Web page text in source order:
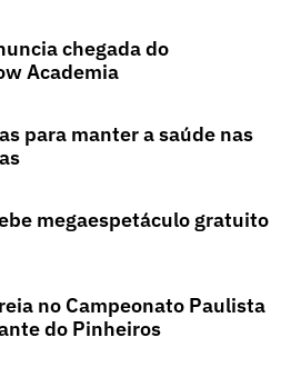
chegada do
Academia
para manter a saúde nas
megaespetáculo gratuito
no Campeonato Paulista
do Pinheiros